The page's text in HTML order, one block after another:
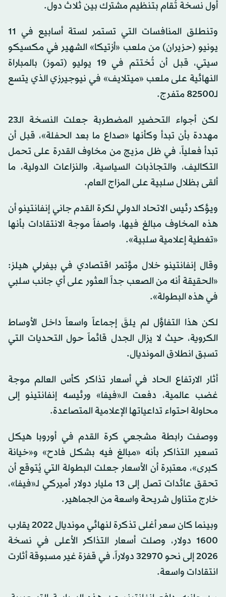
أول نسخة تُقام بتنظيم مشترك بين ثلاث دول.
وتنطلق المنافسات التي تستمر لستة أسابيع في 11
يونيو (حزيران) من ملعب «أزتيكا» الشهير في مكسيكو
سيتي، قبل أن تُختتم في 19 يوليو (تموز) بالمباراة
النهائية على ملعب «ميتلايف» في نيوجيرزي الذي يتسع
لـ82500 متفرج.
لكن أجواء التحضير المضطربة جعلت النسخة الـ23
مهددة بأن تبدأ وكأنها «صداع ما بعد الحفلة»، قبل أن
تبدأ فعلياً، في ظل مزيج من مخاوف القدرة على تحمل
التكاليف، والتجاذبات السياسية، والنزاعات الدولية، ما
ألقى بظلال سلبية على المزاج العام.
ويؤكد رئيس الاتحاد الدولي لكرة القدم جاني إنفانتينو أن
هذه المخاوف مبالغ فيها، واصفاً موجة الانتقادات بأنها
«تغطية إعلامية سلبية».
وقال إنفانتينو خلال مؤتمر اقتصادي في بيفرلي هيلز:
«الحقيقة أنه من الصعب جداً العثور على أي جانب سلبي
في هذه البطولة».
لكن هذا التفاؤل لم يلقَ إجماعاً واسعاً داخل الأوساط
الكروية، حيث لا يزال الجدل قائماً حول التحديات التي
تسبق انطلاق المونديال.
أثار الارتفاع الحاد في أسعار تذاكر كأس العالم موجة
غضب عالمية، دفعت الـ«فيفا» ورئيسه إنفانتينو إلى
محاولة احتواء تداعياتها الإعلامية المتصاعدة.
ووصفت رابطة مشجعي كرة القدم في أوروبا هيكل
تسعير التذاكر بأنه «مبالغ فيه بشكل فادح» و«خيانة
كبرى»، معتبرة أن الأسعار جعلت البطولة التي يُتوقع أن
تحقق عائدات تصل إلى 13 مليار دولار أميركي لـ«فيفا»،
خارج متناول شريحة واسعة من الجماهير.
وبينما كان سعر أغلى تذكرة لنهائي مونديال 2022 يقارب
1600 دولار، وصلت أسعار التذاكر الأعلى في نسخة
2026 إلى نحو 32970 دولاراً، في قفزة غير مسبوقة أثارت
انتقادات واسعة.